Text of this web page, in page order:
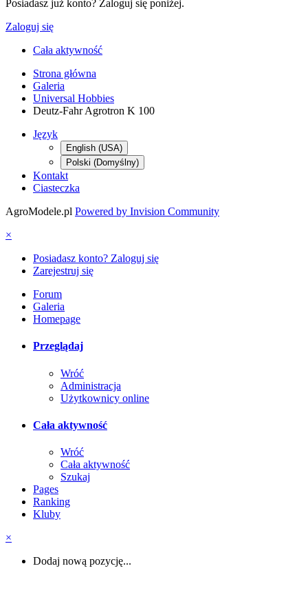
Posiadasz już konto? Zaloguj się poniżej.
Zaloguj się
Cała aktywność
Strona główna
Galeria
Universal Hobbies
Deutz-Fahr Agrotron K 100
Język
English (USA)
Polski (Domyślny)
Kontakt
Ciasteczka
AgroModele.pl Powered by Invision Community
×
Posiadasz konto? Zaloguj się
Zarejestruj się
Forum
Galeria
Homepage
Przeglądaj
Wróć
Administracja
Użytkownicy online
Cała aktywność
Wróć
Cała aktywność
Szukaj
Pages
Ranking
Kluby
×
Dodaj nową pozycję...